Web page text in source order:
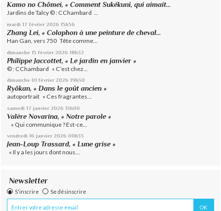
Kamo no Chômei, « Comment Sukékuni, qui aimait...
Jardins de Talcy © : CChambard ...
mardi 17 février 2026 15h56
Zhang Lei, « Colophon à une peinture de cheval...
Han Gan, vers 750 Tête comme...
dimanche 15 février 2026 18h32
Philippe Jaccottet, « Le jardin en janvier »
© : CChambard « C’est chez...
dimanche 01 février 2026 19h30
Ryôkan, « Dans le goût ancien »
autoportrait « Ces fragrantes...
samedi 17 janvier 2026 13h00
Valère Novarina, « Notre parole »
« Qui communique ? Est-ce...
vendredi 16 janvier 2026 00h35
Jean-Loup Trassard, « Lune grise »
« Il y a les jours dont nous...
Newsletter
S'inscrire Se désinscrire